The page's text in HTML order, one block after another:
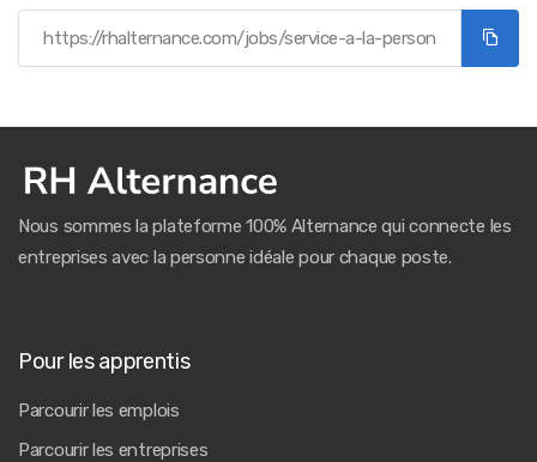
Nous sommes la plateforme 100% Alternance qui connecte les
entreprises avec la personne idéale pour chaque poste.
Pour les apprentis
Parcourir les emplois
Parcourir les entreprises